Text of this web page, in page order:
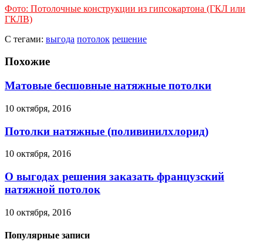
Фото: Потолочные конструкции из гипсокартона (ГКЛ или
ГКЛВ)
С тегами: выгода потолок решение
Похожие
Матовые бесшовные натяжные потолки
10 октября, 2016
Потолки натяжные (поливинилхлорид)
10 октября, 2016
О выгодах решения заказать французский
натяжной потолок
10 октября, 2016
Популярные записи